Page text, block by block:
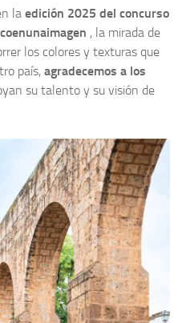
la edición 2025 del concurso
, la mirada de
los colores y texturas que
país, agradecemos a los
su talento y su visión de